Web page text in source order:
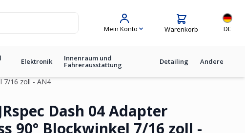
Mein Konto Warenkorb
Sprache
DE
Elektronik Innenraum und
Fahrerausstattung Detailing Andere
7/16 zoll - AN4
90° Blockwinkel 7/16 zoll - AN4
Dash 04 Adapter
90° Blockwinkel 7/16 zoll -